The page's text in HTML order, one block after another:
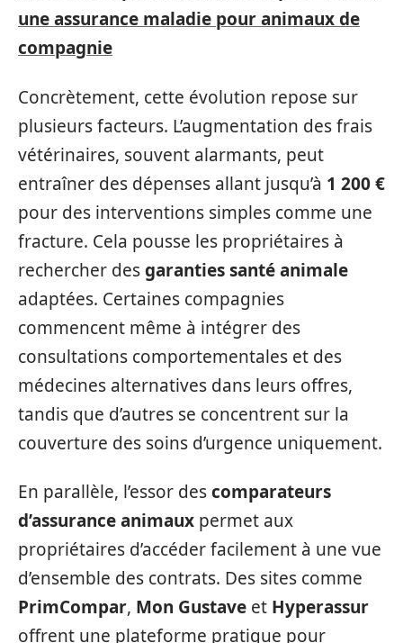
une assurance maladie pour animaux de
compagnie
Concrètement, cette évolution repose sur
plusieurs facteurs. L’augmentation des frais
vétérinaires, souvent alarmants, peut
entraîner des dépenses allant jusqu’à 1 200 €
pour des interventions simples comme une
fracture. Cela pousse les propriétaires à
rechercher desgaranties santé animale
adaptées. Certaines compagnies
commencent même à intégrer des
consultations comportementales et des
médecines alternatives dans leurs offres,
tandis que d’autres se concentrent sur la
couverture des soins d’urgence uniquement.
En parallèle, l’essor descomparateurs
d’assurance animaux permet aux
propriétaires d’accéder facilement à une vue
d’ensemble des contrats. Des sites comme
PrimCompar, Mon Gustave et Hyperassur
offrent une plateforme pratique pour